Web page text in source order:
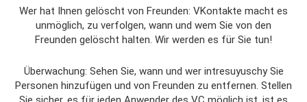
Wer hat Ihnen gelöscht von Freunden: VKontakte macht es
unmöglich, zu verfolgen, wann und wem Sie von den
Freunden gelöscht halten. Wir werden es für Sie tun!
Überwachung: Sehen Sie, wann und wer intresuyuschy Sie
Personen hinzufügen und von Freunden zu entfernen. Stellen